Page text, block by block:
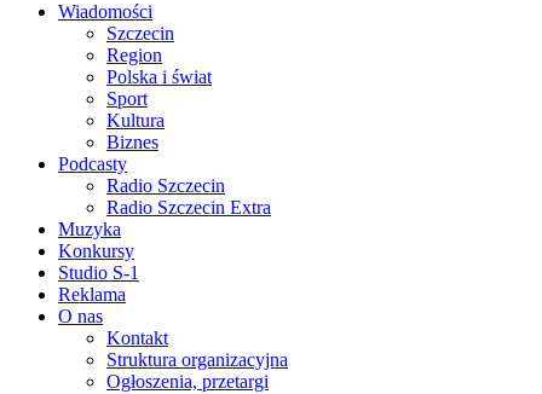
Wiadomości
Szczecin
Region
Polska i świat
Sport
Kultura
Biznes
Podcasty
Radio Szczecin
Radio Szczecin Extra
Muzyka
Konkursy
Studio S-1
Reklama
O nas
Kontakt
Struktura organizacyjna
Ogłoszenia, przetargi